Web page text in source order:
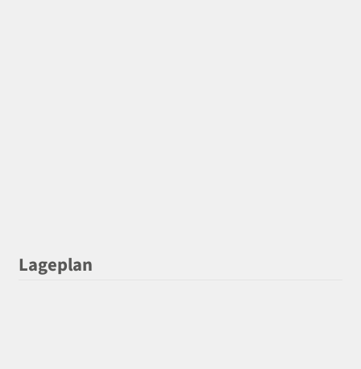
Lageplan